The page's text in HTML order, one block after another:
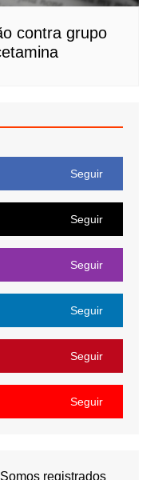
contra grupo
Seguir
Seguir
Seguir
Seguir
Seguir
Seguir
registrados